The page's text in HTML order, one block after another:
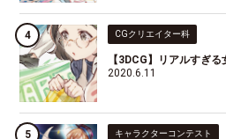
CGクリエイター科
【3DCG】リアルすぎる
2020.6.11
キャラクターコンテスト